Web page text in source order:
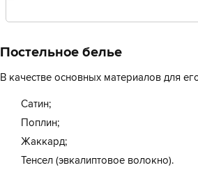
Постельное белье
В качестве основных материалов для
Сатин;
Поплин;
Жаккард;
Тенсел (эвкалиптовое волокно).